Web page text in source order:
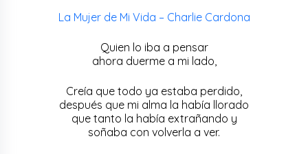
La Mujer de Mi Vida – Charlie Cardona
Quien lo iba a pensar
ahora duerme a mi lado,
Creía que todo ya estaba perdido,
después que mi alma la había llorado
que tanto la había extrañando y
soñaba con volverla a ver.